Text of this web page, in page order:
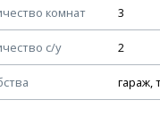
комнат 3
с/у 2
гараж,
План кровли